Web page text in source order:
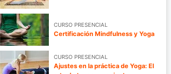
CURSO PRESENCIAL
Certificación Mindfulness y Yoga
CURSO PRESENCIAL
Ajustes en la práctica de Yoga: El